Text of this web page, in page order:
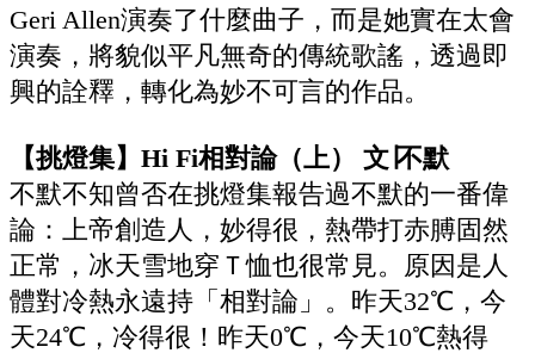
Geri Allen演奏了什麼曲子，而是她實在太會
演奏，將貌似平凡無奇的傳統歌謠，透過即
興的詮釋，轉化為妙不可言的作品。
【挑燈集】Hi Fi相對論（上） 文∣不默
不默不知曾否在挑燈集報告過不默的一番偉
論：上帝創造人，妙得很，熱帶打赤膊固然
正常，冰天雪地穿Ｔ恤也很常見。原因是人
體對冷熱永遠持「相對論」。昨天32℃，今
天24℃，冷得很！昨天0℃，今天10℃熱得